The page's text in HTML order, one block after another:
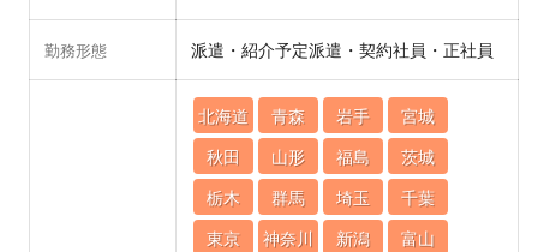
勤務形態 派遣・紹介予定派遣・契約社員・正社員
北海道 青森 岩手
宮城
秋田
山形 福島
茨城
栃木
群馬 埼玉
千葉
東京
神奈川 新潟
富山